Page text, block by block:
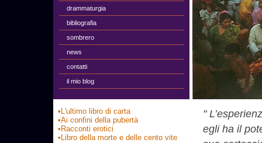
drammaturgia
bibliografia
sombrero
news
contatti
il mio blog
•L'ultimo libro di carta
•Ai confini della pubertà
•Racconti erotici
•Libro della morte e delle cento vite
"
egli ha il